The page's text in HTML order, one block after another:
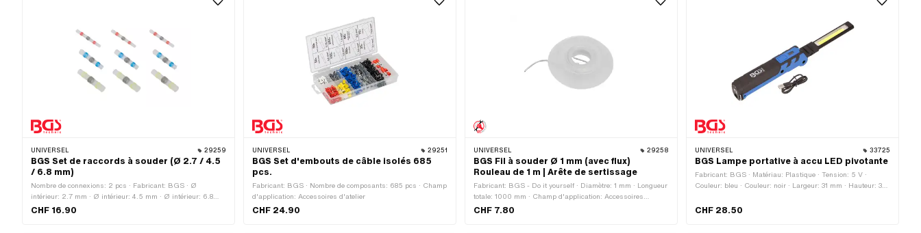
UNIVERSEL 29259
BGS Set de raccords à souder (Ø 2.7 / 4.5
/ 6.8 mm)
Nombre de connexions: 2 pcs · Fabricant: BGS · Ø
intérieur: 2.7 mm · Ø intérieur: 4.5 mm · Ø intérieur: 6.8
mm · Longueur totale: 40 mm · Nombre de composants: 9
CHF 16.90
UNIVERSEL 29251
BGS Set d'embouts de câble isolés 685
pcs.
Fabricant: BGS · Nombre de composants: 685 pcs · Champ
d'application: Accessoires d'atelier
CHF 24.90
UNIVERSEL 29258
BGS Fil à souder Ø 1 mm (avec flux)
Rouleau de 1 m | Arête de sertissage
Fabricant: BGS - Do it yourself · Diamètre: 1 mm · Longueur
totale: 1000 mm · Champ d'application: Accessoires
d'atelier
CHF 7.80
UNIVERSEL 33725
BGS Lampe portative à accu LED pivotante
Fabricant: BGS · Matériau: Plastique · Tension: 5 V ·
Couleur: bleu · Couleur: noir · Largeur: 31 mm · Hauteur: 36
totale: 270 mm · Champ d'application: Outillage électrique
CHF 28.50